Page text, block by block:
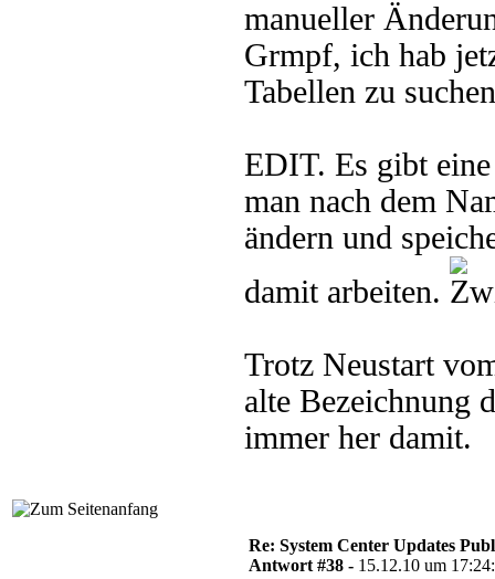
manueller
Grmpf, ich hab
Tabellen zu
EDIT. Es gibt
man nach dem
ändern und
damit arbeiten.
Trotz Neustart
alte Bezeichnung
immer her damit.
Re: System Center Updates
Antwort #38 - 15.12.10 um